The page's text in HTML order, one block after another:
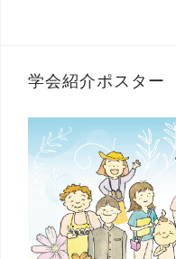
学会紹介ポスター